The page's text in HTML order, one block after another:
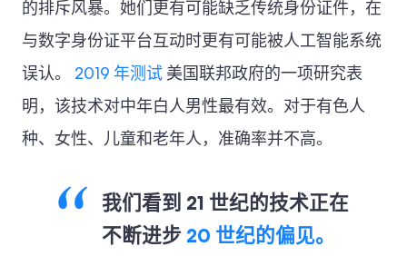
的排斥风暴。她们更有可能缺乏传统身份证件，在
与数字身份证平台互动时更有可能被人工智能系统
误认。 2019 年测试 美国联邦政府的一项研究表
明，该技术对中年白人男性最有效。对于有色人
种、女性、儿童和老年人，准确率并不高。
我们看到 21 世纪的技术正在
不断进步 20 世纪的偏见。